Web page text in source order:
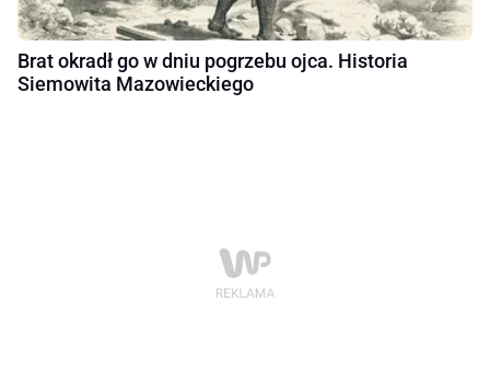
Brat okradł go w dniu pogrzebu ojca. Historia
Siemowita Mazowieckiego